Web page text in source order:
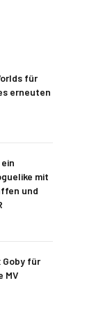
für
erneuten
mit
und
für
MV